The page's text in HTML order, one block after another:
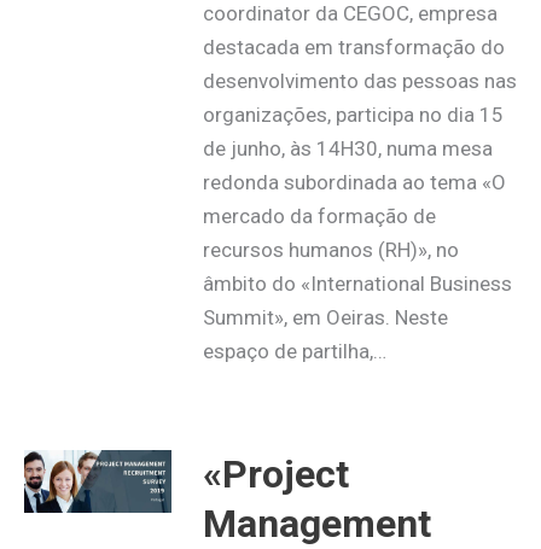
coordinator da CEGOC, empresa
destacada em transformação do
desenvolvimento das pessoas nas
organizações, participa no dia 15
de junho, às 14H30, numa mesa
redonda subordinada ao tema «O
mercado da formação de
recursos humanos (RH)», no
âmbito do «International Business
Summit», em Oeiras. Neste
espaço de partilha,…
«Project
Management